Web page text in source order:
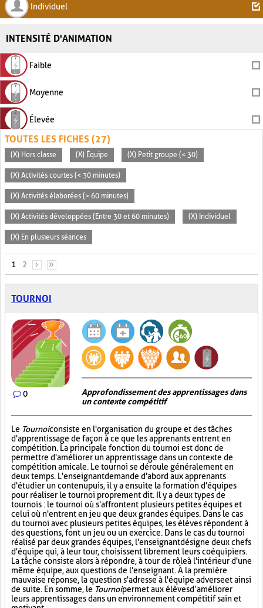
Individuel
INTENSITÉ D'ANIMATION
Faible
Moyenne
Élevée
TOUTES LES FICHES (27)
(X) Hors classe (X) Équipe (X) Petit groupe (< 30)
(X) Activités courtes (< 30 minutes)
(X) Activités élaborées (> 60 minutes)
(X) Activités développées (Entre 30 et 60 minutes) (X) Individuel
(X) En plusieurs séances
PAGES
1 2 › »
TOURNOI
0
Approfondissement des apprentissages dans
un contexte compétitif
Le Tournoiconsiste en l'organisation du groupe et des tâches
d'apprentissage de façon à ce que les apprenants entrent en
compétition. La principale fonction du tournoi est donc de
permettre d'améliorer un apprentissage dans un contexte de
compétition amicale. Le tournoi se déroule généralement en
deux temps. L'enseignant demande d'abord aux apprenants
d'étudier un contenu puis, il y a ensuite la formation d'équipes
pour réaliser le tournoi proprement dit. Il y a deux types de
tournois : le tournoi où s'affrontent plusieurs petites équipes et
celui où n'entrent en jeu que deux grandes équipes. Dans le cas
du tournoi avec plusieurs petites équipes, les élèves répondent à
des questions, font un jeu ou un exercice. Dans le cas du tournoi
réalisé par deux grandes équipes, l'enseignant désigne deux chefs
d'équipe qui, à leur tour, choisissent librement leurs coéquipiers.
La tâche consiste alors à répondre, à tour de rôle à l'intérieur d'une
même équipe, aux questions de l'enseignant. À la première
mauvaise réponse, la question s'adresse à l'équipe adverse et ainsi
de suite. En somme, le Tournoipermet aux élèves d’améliorer
leurs apprentissages dans un environnement compétitif sain et